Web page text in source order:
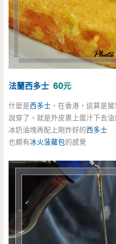
法蘭西多士 60元
什麼是西多士 ，在香港，這算是
說穿了，就是外皮裹上蛋汁下去
冰奶油塊再配上剛炸好的西多士
也頗有冰火菠蘿包的感覺